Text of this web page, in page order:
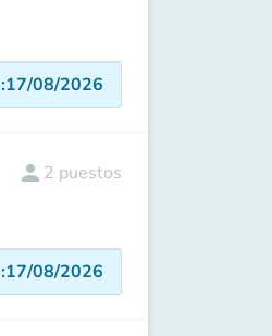
:17/08/2026
person 2 puestos
:17/08/2026